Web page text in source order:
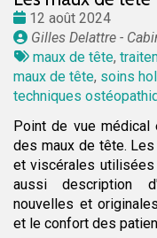
Date
12 août 2024
Publié
par
Gilles Delattre -
Tags
:
maux de tête,
maux de tête, soins
techniques
Point de vue médical
des maux de tête.
et viscérales utilisées
aussi description
nouvelles et
et le confort des